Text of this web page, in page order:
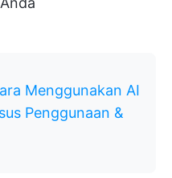
Menggunakan AI
Penggunaan &